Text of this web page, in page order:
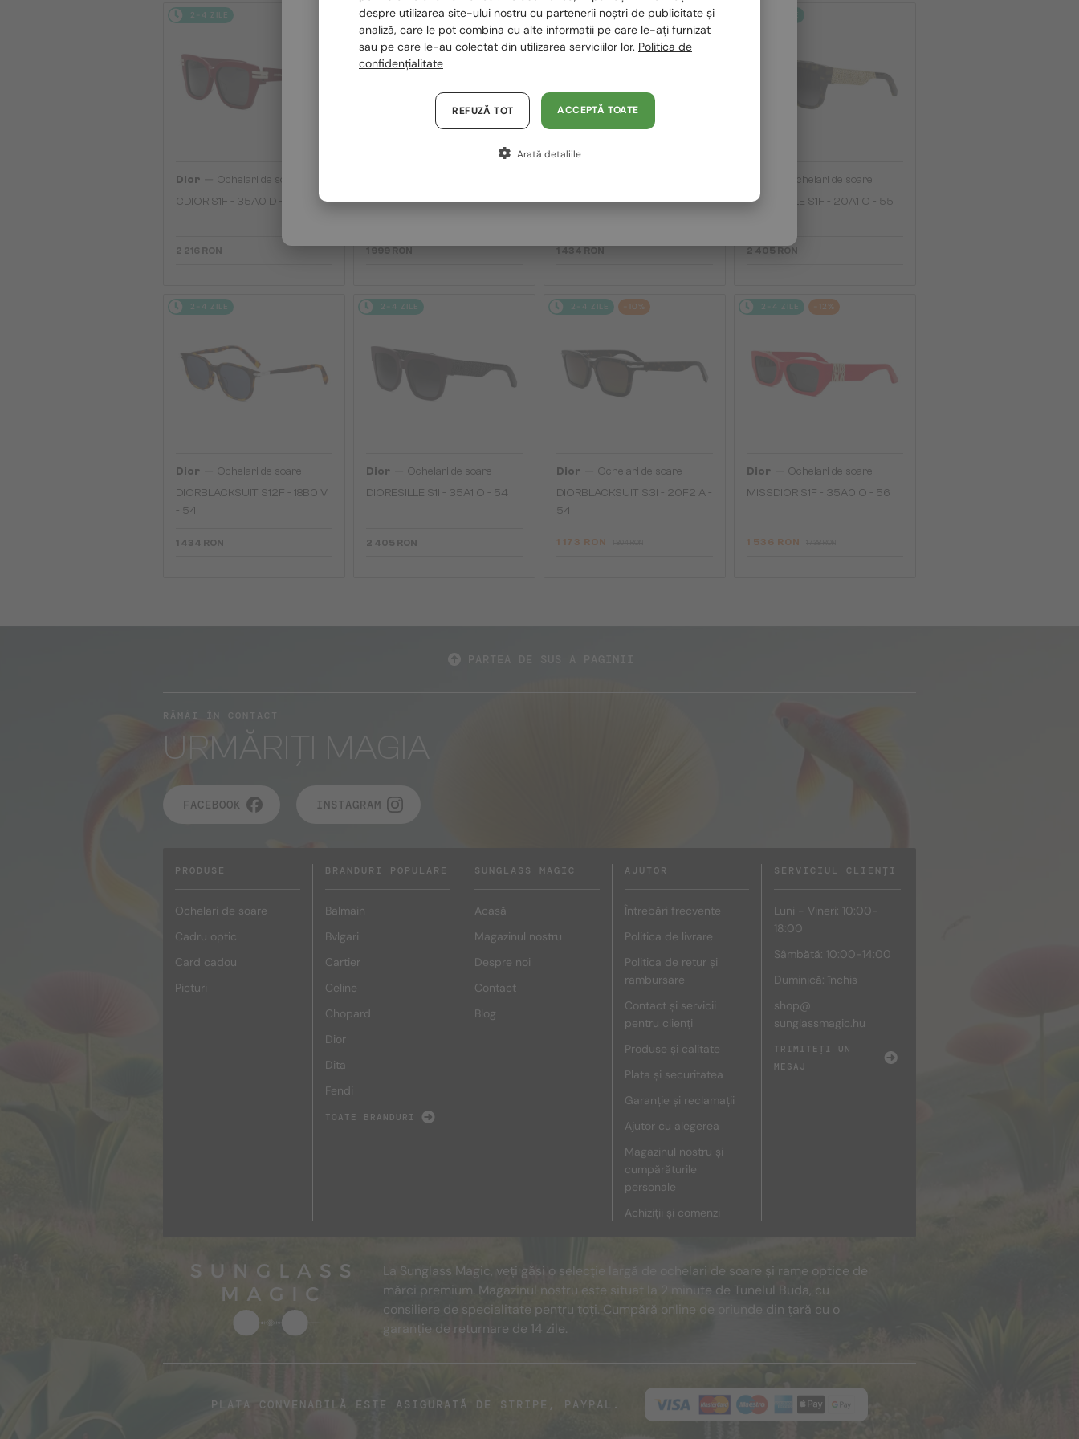
2-4 ZILE
Dior
Ochelari de soare
CDIOR S1F - 35A0 D - 56
2 216 RON
2-4 ZILE
DIORB23 S4I - 64A0 V - 56
1 999 RON
2-4 ZILE
DIORBLACKSUIT S12F - 10A0 V
1 434 RON
Ochelari de soare
DIORESILLE S1F - 20A1 O - 55
2 405 RON
2-4 ZILE
Dior
Ochelari de soare
DIORBLACKSUIT S12F - 18B0 V
- 54
1 434 RON
2-4 ZILE
Dior
Ochelari de soare
DIORESILLE S1I - 35A1 O - 54
2 405 RON
2-4 ZILE -10%
Dior
Ochelari de soare
DIORBLACKSUIT S3I - 20F2 A -
54
1 173 RON
2-4 ZILE -12%
Dior
Ochelari de soare
MISSDIOR S1F - 35A0 O - 56
1 536 RON
RĂMÂI ÎN CONTACT
URMĂRIȚI MAGIA
FACEBOOK INSTAGRAM
PRODUSE
Ochelari de soare
Cadru optic
Card cadou
Picturi
BRANDURI POPULARE
Balmain
Bvlgari
Cartier
Celine
Chopard
Dior
Dita
Fendi
TOATE BRANDURI
SUNGLASS MAGIC
Acasă
Magazinul nostru
Despre noi
Contact
Blog
AJUTOR
Întrebări frecvente
Politica de livrare
Politica de retur și
rambursare
Contact și servicii
pentru clienți
Produse și calitate
Plata și securitatea
Garanție și reclamații
Ajutor cu alegerea
Magazinul nostru și
cumpărăturile
personale
Achiziții și comenzi
SERVICIUL CLIENȚI
Luni - Vineri: 10:00-
18:00
Sâmbătă: 10:00-14:00
Duminică: închis
shop@
sunglassmagic.hu
TRIMITEȚI UN
MESAJ
La Sunglass Magic, veți găsi o selecție largă de ochelari de soare și rame optice de
mărci premium. Magazinul nostru este situat la 2 minute de Tunelul Buda, cu
consiliere de specialitate pentru toți. Cumpără online de oriunde din țară cu o
garanție de returnare de 14 zile.
PLATA CONVENABILĂ ESTE ASIGURATĂ DE STRIPE, PAYPAL.
Polska / PL
Magyarország / HU
Austria / AT
despre utilizarea site-ului nostru cu partenerii noștri de publicitate și
analiză, care le pot combina cu alte informații pe care le-ați furnizat
sau pe care le-au colectat din utilizarea serviciilor lor. Politica de
confidențialitate
ACCEPTĂ TOATE
REFUZĂ TOT
Arată detaliile